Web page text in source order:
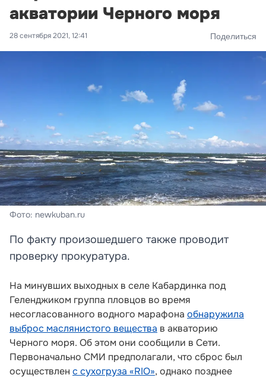
акватории Черного моря
28 сентября 2021, 12:41 Поделиться
Фото: newkuban.ru
По факту произошедшего также проводит
проверку прокуратура.
На минувших выходных в селе Кабардинка под
Геленджиком группа пловцов во время
несогласованного водного марафона обнаружила
выброс маслянистого вещества в акваторию
Черного моря. Об этом они сообщили в Сети.
Первоначально СМИ предполагали, что сброс был
осуществлен с сухогруза «RIO», однако позднее